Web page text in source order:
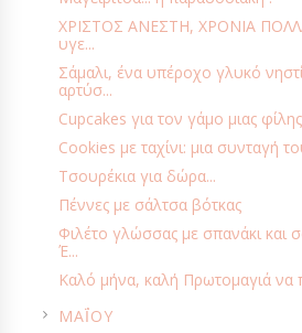
ΦΥΤΙΚΆ ΠΡΟΪΌΝΤΑ ΓΙΑ ΧΟΡΤΟΦΆΓΟΥΣ ΚΑΙ ΜΗ
ΧΡΙΣΤΟΎΓΕΝΝΑ
ΧΩΡΊΣ ΖΆΧΑΡΗ ΧΩΡΊΣ ΛΑΚΤΌΖΗ
ΨΆΡΙ - ΘΑΛΑΣΣΙΝΆ ΨΩΜΊ AIR FRYER
CHEESECAKES CHUTNEYS CRUMBLE
GIVEAWAYS GUEST POST
TOPPINGS VEGETARIAN VIDEOS
ΧΡΙΣΤΟΣ ΑΝΕΣΤΗ, ΧΡΟΝΙΑ
υγε...
Σάμαλι, ένα υπέροχο γλυκό
αρτύσ...
Cupcakes για τον γάμο μιας
Cookies με ταχίνι: μια συνταγή
Τσουρέκια για δώρα...
Πέννες με σάλτσα βότκας
Φιλέτο γλώσσας με σπανάκι και
Έ...
Καλό μήνα, καλή Πρωτομαγιά να
► ΜΑΪ́ΟΥ